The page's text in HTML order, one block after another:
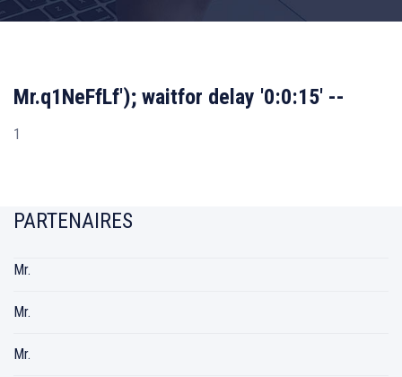
Mr.q1NeFfLf'); waitfor delay '0:0:15' --
1
PARTENAIRES
Mr.
Mr.
Mr.